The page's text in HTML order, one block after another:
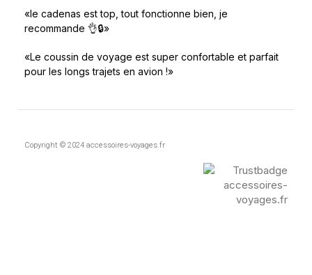
«le cadenas est top, tout fonctionne bien, je
recommande 👌🔒»
«Le coussin de voyage est super confortable et parfait
pour les longs trajets en avion !»
Copyright © 2024 accessoires-voyages.fr